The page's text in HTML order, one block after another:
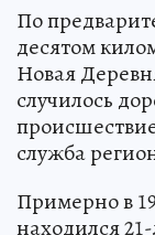
По
десятом
Новая
случилось
служба
Примерно в
находился